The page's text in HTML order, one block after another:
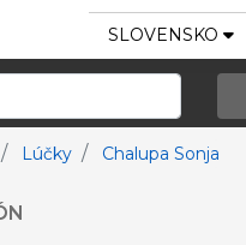
SLOVENSKO
Lúčky Chalupa Sonja